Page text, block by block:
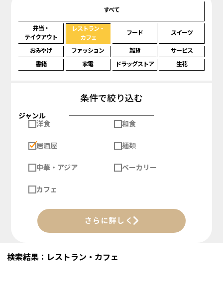
すべて
弁当・
テイクアウト
レストラン・
カフェ
フード スイーツ
おみやげ ファッション 雑貨
サービス
書籍
家電 ドラッグストア 生花
条件で絞り込む
ジャンル
洋食
和食
居酒屋 麺類
中華・アジア ベーカリー
カフェ
さらに詳しく
検索結果：レストラン・カフェ